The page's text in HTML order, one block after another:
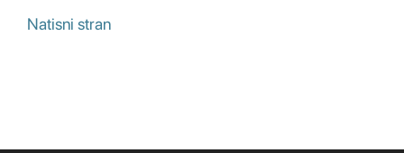
Natisni stran